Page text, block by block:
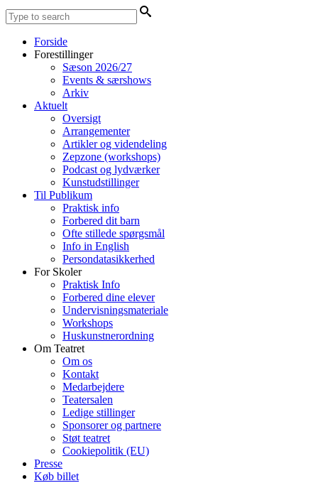
Forside
Forestillinger
Sæson 2026/27
Events & særshows
Arkiv
Aktuelt
Oversigt
Arrangementer
Artikler og videndeling
Zepzone (workshops)
Podcast og lydværker
Kunstudstillinger
Til Publikum
Praktisk info
Forbered dit barn
Ofte stillede spørgsmål
Info in English
Persondatasikkerhed
For Skoler
Praktisk Info
Forbered dine elever
Undervisningsmateriale
Workshops
Huskunstnerordning
Om Teatret
Om os
Kontakt
Medarbejdere
Teatersalen
Ledige stillinger
Sponsorer og partnere
Støt teatret
Cookiepolitik (EU)
Presse
Køb billet